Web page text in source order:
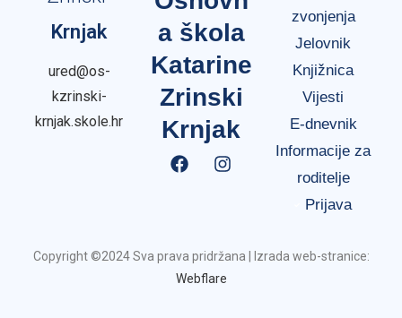
Krnjak
ured@os-
kzrinski-
krnjak.skole.hr
a škola
Katarine
Zrinski
Krnjak
zvonjenja
Jelovnik
Knjižnica
Vijesti
E-dnevnik
Informacije za
roditelje
Prijava
Copyright ©2024 Sva prava pridržana | Izrada web-stranice:
Webflare